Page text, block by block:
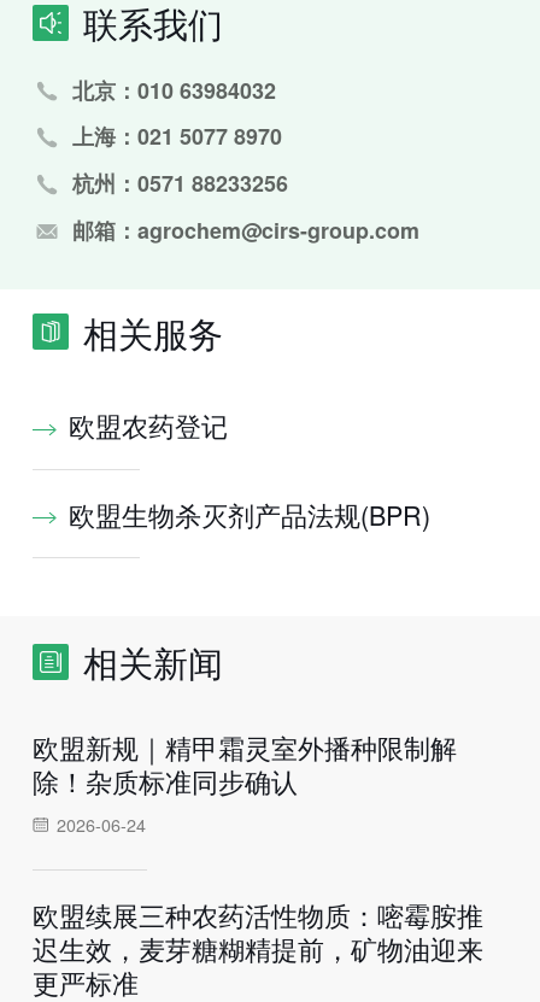
联系我们
北京：010 63984032
上海：021 5077 8970
杭州：0571 88233256
邮箱：agrochem@cirs-group.com
相关服务
欧盟农药登记
欧盟生物杀灭剂产品法规(BPR)
相关新闻
欧盟新规｜精甲霜灵室外播种限制解
除！杂质标准同步确认
2026-06-24
欧盟续展三种农药活性物质：嘧霉胺推
迟生效，麦芽糖糊精提前，矿物油迎来
更严标准